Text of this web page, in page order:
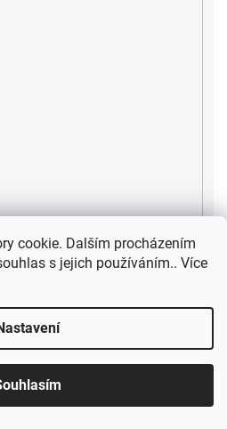
cookie. Dalším procházením
s jejich používáním.. Více